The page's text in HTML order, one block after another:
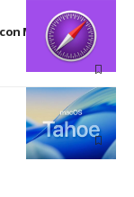
MCP Server